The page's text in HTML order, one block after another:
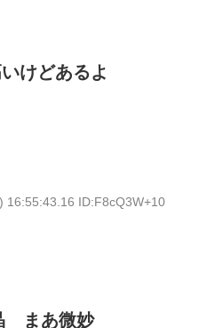
けどあるよ
16:55:43.16 ID:F8cQ3W+10
まあ微妙